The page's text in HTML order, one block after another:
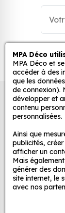
stickers
simple et
Grâce à
adaptez la
d’un meuble,
et ce, à
Quels sont
décoration ?
Une
nos Jdm
large
vous
votre
Une
à
MPA Déco
Nos services
MPA Déco
MPA Déco et
accéder à des
que les
de connexion).
développer et
contenu
personnalisées.
Ainsi que
publicités,
afficher un
Mais
générer des
site internet, le
avec nos